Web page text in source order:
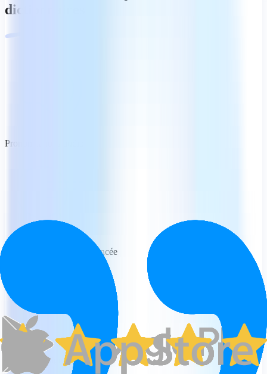
dictionnaires
Prononciations audio
Options de recherche avancée
Accès hors ligne